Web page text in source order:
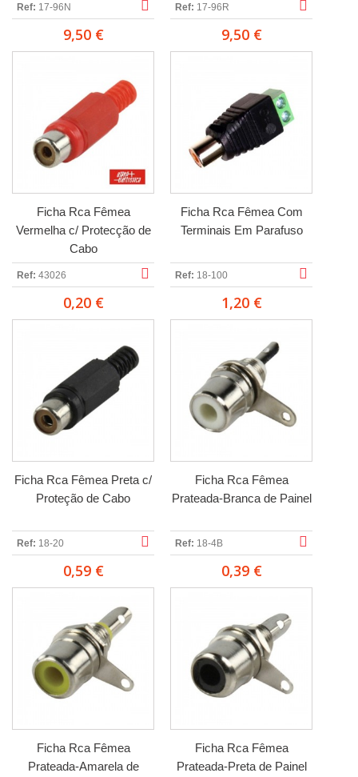
Ref: 17-96N
9,50 €
Ref: 17-96R
9,50 €
Ficha Rca Fêmea
Vermelha c/ Protecção de
Cabo
Ref: 43026
0,20 €
Ficha Rca Fêmea Com
Terminais Em Parafuso
Ref: 18-100
1,20 €
Ficha Rca Fêmea Preta c/
Proteção de Cabo
Ref: 18-20
0,59 €
Ficha Rca Fêmea
Prateada-Branca de Painel
Ref: 18-4B
0,39 €
Ficha Rca Fêmea
Prateada-Amarela de
Ficha Rca Fêmea
Prateada-Preta de Painel